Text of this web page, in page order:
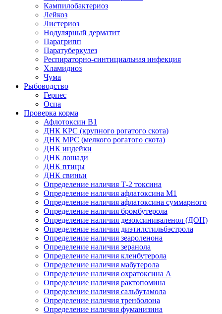
Кампилобактериоз
Лейкоз
Листериоз
Нодулярный дерматит
Парагрипп
Паратуберкулез
Респираторно-синтициальная инфекция
Хламидиоз
Чума
Рыбоводство
Герпес
Оспа
Проверка корма
Афлотоксин В1
ДНК КРС (крупного рогатого скота)
ДНК МРС (мелкого рогатого скота)
ДНК индейки
ДНК лошади
ДНК птицы
ДНК свиньи
Определение наличия Т-2 токсина
Определение наличия афлатоксина М1
Определение наличия афлатоксина суммарного
Определение наличия бромбутерола
Определение наличия дезоксиниваленол (ДОН)
Определение наличия диэтилстильбэстрола
Определение наличия зеароленона
Определение наличия зеранола
Определение наличия кленбутерола
Определение наличия мабутерола
Определение наличия охратоксина А
Определение наличия рактопомина
Определение наличия сальбутамола
Определение наличия тренболона
Определение наличия фуманизина